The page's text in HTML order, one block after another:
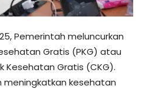
Pemerintah meluncurkan
Gratis (PKG) atau
Kesehatan Gratis (CKG).
meningkatkan kesehatan